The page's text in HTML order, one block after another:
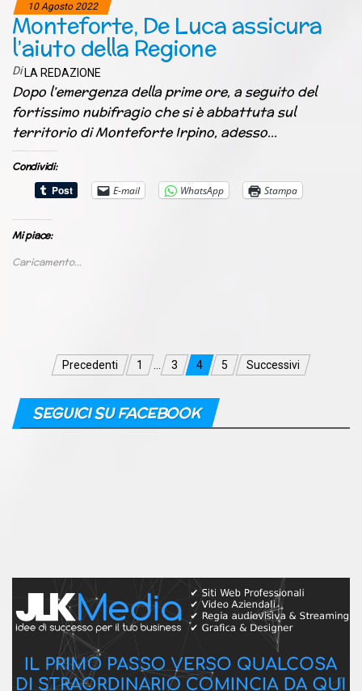
10 Agosto 2022
Monteforte, De Luca assicura
l’aiuto della Regione
Di LA REDAZIONE
Dopo l’emergenza della prime ore, a seguito del
fortissimo nubifragio che si è abbattuta sul
territorio di Monteforte Irpino, adesso…
Condividi:
E-mail
WhatsApp Stampa
Mi piace:
Caricamento...
Navigazione
articoli
Precedenti 1 … 3 4 5 Successivi
SEGUICI SU FACEBOOK